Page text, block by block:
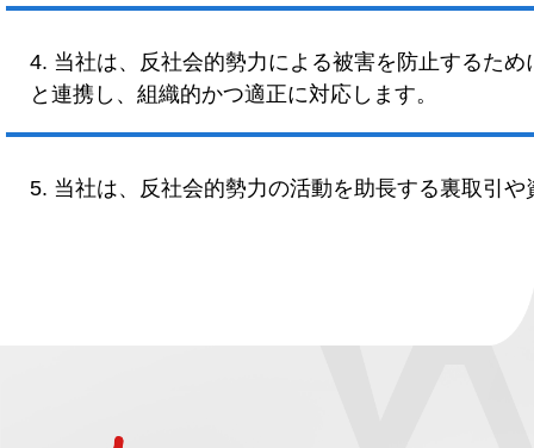
4. 当社は、反社会的勢力による被害を防止するた
と連携し、組織的かつ適正に対応します。
5. 当社は、反社会的勢力の活動を助長する裏取引